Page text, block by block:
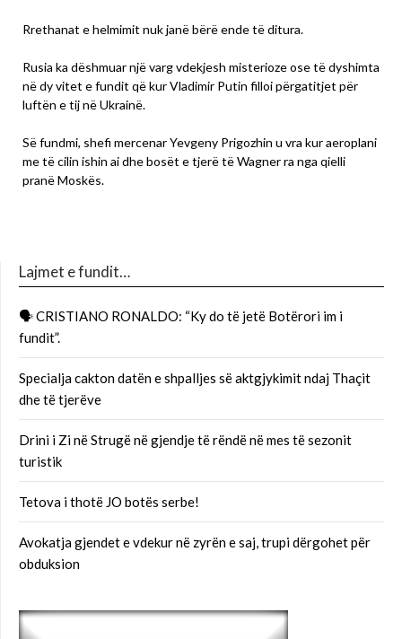
Rrethanat e helmimit nuk janë bërë ende të ditura.
Rusia ka dëshmuar një varg vdekjesh misterioze ose të dyshimta
në dy vitet e fundit që kur Vladimir Putin filloi përgatitjet për
luftën e tij në Ukrainë.
Së fundmi, shefi mercenar Yevgeny Prigozhin u vra kur aeroplani
me të cilin ishin ai dhe bosët e tjerë të Wagner ra nga qielli
pranë Moskës.
Lajmet e fundit…
🗣 CRISTIANO RONALDO: “Ky do të jetë Botërori im i
fundit”.
Specialja cakton datën e shpalljes së aktgjykimit ndaj Thaçit
dhe të tjerëve
Drini i Zi në Strugë në gjendje të rëndë në mes të sezonit
turistik
Tetova i thotë JO botës serbe!
Avokatja gjendet e vdekur në zyrën e saj, trupi dërgohet për
obduksion